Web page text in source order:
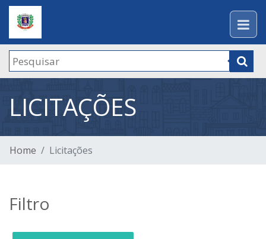
LICITAÇÕES
Home Licitações
Filtro